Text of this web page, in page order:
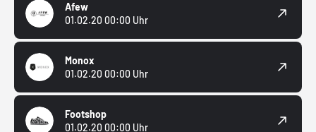
Afew
01.02.20 00:00 Uhr
Monox
01.02.20 00:00 Uhr
Footshop
01.02.20 00:00 Uhr